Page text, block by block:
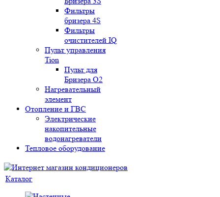
Фильтры
бризера 4S
Фильтры
очистителей IQ
Пульт управления
Tion
Пульт для
Бризера O2
Нагревательный
элемент
Отопление и ГВС
Электрические
накопительные
водонагреватели
Тепловое оборудование
Каталог